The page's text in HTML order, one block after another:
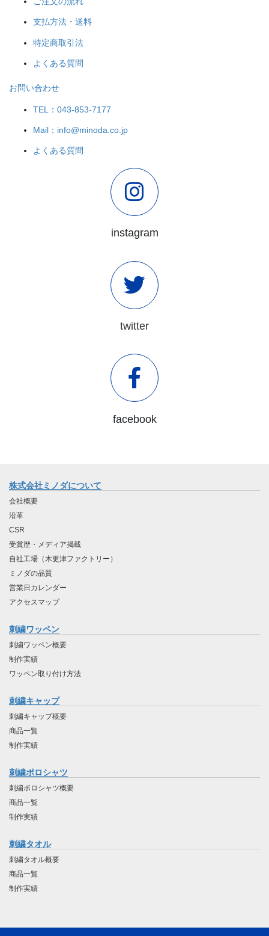
支払方法・送料
特定商取引法
よくある質問
お問い合わせ
TEL：043-853-7177
Mail：info@minoda.co.jp
よくある質問
instagram
twitter
facebook
株式会社ミノダについて
会社概要
沿革
CSR
受賞歴・メディア掲載
自社工場（木更津ファクトリー）
ミノダの品質
営業日カレンダー
アクセスマップ
刺繍ワッペン
刺繍ワッペン概要
制作実績
ワッペン取り付け方法
刺繍キャップ
刺繍キャップ概要
商品一覧
制作実績
刺繍ポロシャツ
刺繍ポロシャツ概要
商品一覧
制作実績
刺繍タオル
刺繍タオル概要
商品一覧
制作実績